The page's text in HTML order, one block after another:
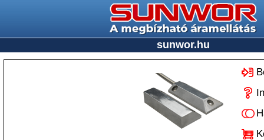
sunwor.hu